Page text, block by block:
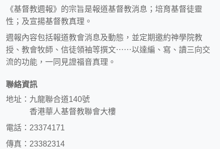
《基督教週報》的宗旨是報道基督教消息；培育基督徒靈
性；及宣揚基督教真理。
週報內容包括報道教會消息及動態，並定期邀約神學院教
授、教會牧師、信徒領袖等撰文⋯⋯以達編、寫、讀三向交
流的功能，一同見證福音真理。
聯絡資訊
地址：九龍聯合道140號
香港華人基督教聯會大樓
電話：23374171
傳真：23382314